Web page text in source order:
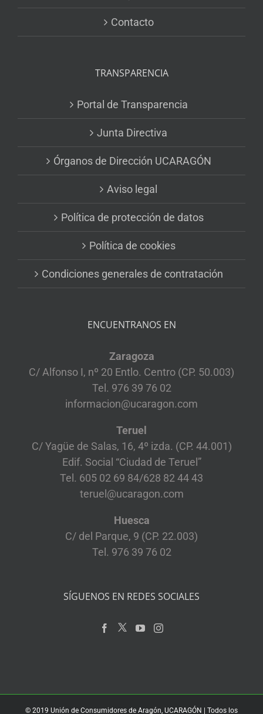
Contacto
TRANSPARENCIA
Portal de Transparencia
Junta Directiva
Órganos de Dirección UCARAGÓN
Aviso legal
Política de protección de datos
Política de cookies
Condiciones generales de contratación
ENCUENTRANOS EN
Zaragoza
C/ Alfonso I, nº 20 Entlo. Centro (CP. 50.003)
Tel. 976 39 76 02
informacion@ucaragon.com
Teruel
C/ Yagüe de Salas, 16, 4º izda. (CP. 44.001)
Edif. Social “Ciudad de Teruel”
Tel. 605 02 69 84/628 82 44 43
teruel@ucaragon.com
Huesca
C/ del Parque, 9 (CP. 22.003)
Tel. 976 39 76 02
SÍGUENOS EN REDES SOCIALES
© 2019 Unión de Consumidores de Aragón, UCARAGÓN | Todos los